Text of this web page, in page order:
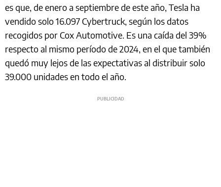
es que, de enero a septiembre de este año, Tesla ha
vendido solo 16.097 Cybertruck, según los datos
recogidos por Cox Automotive. Es una caída del 39%
respecto al mismo período de 2024, en el que también
quedó muy lejos de las expectativas al distribuir solo
39.000 unidades en todo el año.